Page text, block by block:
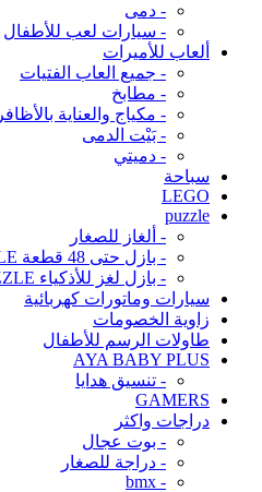
- دمى
- سيارات لعب للأطفال
ألعاب للأميرات
- جميع العاب الفتيات
- مطابخ
- مكياج والعناية بالأظافر
- بَيْت الدمى
- دميتي
سباحة
LEGO
puzzle
- ألغاز للصغار
- بازل حتى 48 قطعة PUZZLE
- بازل لغز للأذكياء PUZZLE
سيارات وماتورات كهربائية
زاوية الخصومات
طاولات الرسم للأطفال
AYA BABY PLUS
- تنسيق هدايا
GAMERS
دراجات واكثر
- بوت عجال
- دراجة للصغار
- bmx